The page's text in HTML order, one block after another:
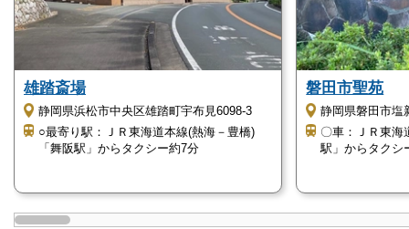
雄踏斎場
静岡県浜松市中央区雄踏町宇布見6098-3
○最寄り駅：ＪＲ東海道本線(熱海－豊橋)
「舞阪駅」からタクシー約7分
磐田市聖苑
静岡県磐田市塩
〇車：ＪＲ東海
駅」からタクシ